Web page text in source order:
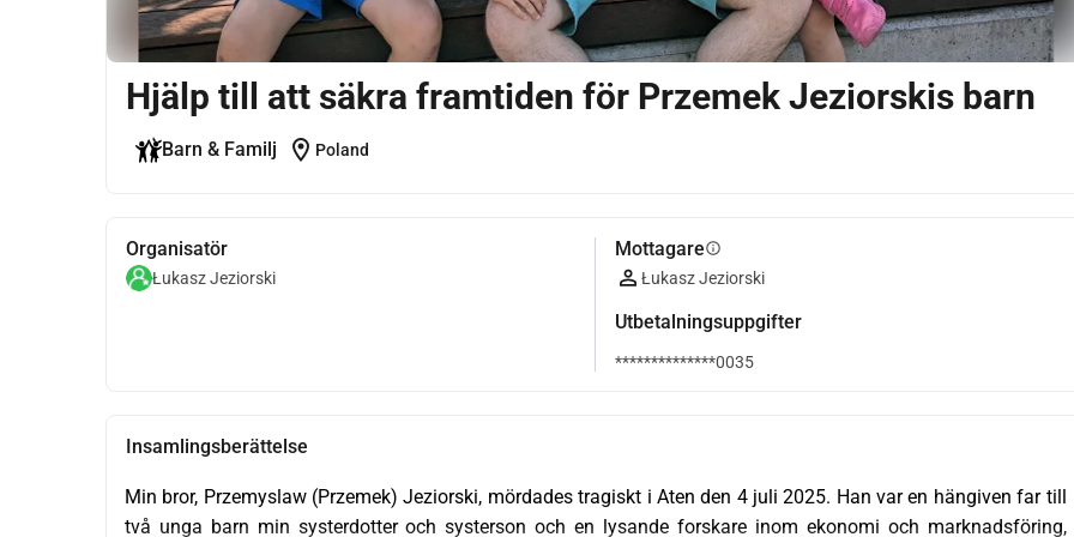
Hjälp till att säkra framtiden för Przemek Jeziorskis barn
Barn & Familj location_on Poland
Organisatör
Łukasz Jeziorski
Mottagareinfo
Łukasz Jeziorski
Utbetalningsuppgifter
**************0035
Insamlingsberättelse
Min bror, Przemyslaw (Przemek) Jeziorski, mördades tragiskt i Aten den 4 juli 2025. Han var en hängiven far till
två unga barn min systerdotter och systerson och en lysande forskare inom ekonomi och marknadsföring,